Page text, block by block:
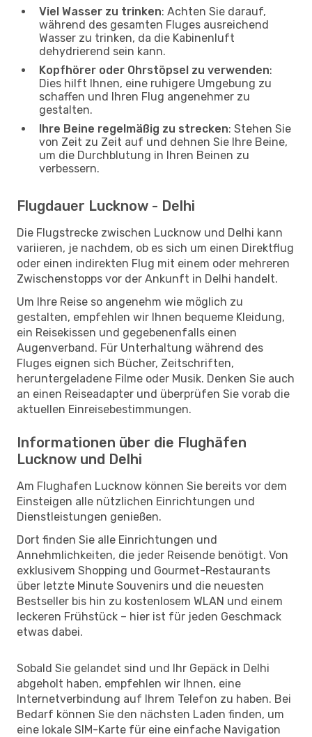
Viel Wasser zu trinken: Achten Sie darauf,
während des gesamten Fluges ausreichend
Wasser zu trinken, da die Kabinenluft
dehydrierend sein kann.
Kopfhörer oder Ohrstöpsel zu verwenden:
Dies hilft Ihnen, eine ruhigere Umgebung zu
schaffen und Ihren Flug angenehmer zu
gestalten.
Ihre Beine regelmäßig zu strecken: Stehen Sie
von Zeit zu Zeit auf und dehnen Sie Ihre Beine,
um die Durchblutung in Ihren Beinen zu
verbessern.
Flugdauer Lucknow - Delhi
Die Flugstrecke zwischen Lucknow und Delhi kann
variieren, je nachdem, ob es sich um einen Direktflug
oder einen indirekten Flug mit einem oder mehreren
Zwischenstopps vor der Ankunft in Delhi handelt.
Um Ihre Reise so angenehm wie möglich zu
gestalten, empfehlen wir Ihnen bequeme Kleidung,
ein Reisekissen und gegebenenfalls einen
Augenverband. Für Unterhaltung während des
Fluges eignen sich Bücher, Zeitschriften,
heruntergeladene Filme oder Musik. Denken Sie auch
an einen Reiseadapter und überprüfen Sie vorab die
aktuellen Einreisebestimmungen.
Informationen über die Flughäfen
Lucknow und Delhi
Am Flughafen Lucknow können Sie bereits vor dem
Einsteigen alle nützlichen Einrichtungen und
Dienstleistungen genießen.
Dort finden Sie alle Einrichtungen und
Annehmlichkeiten, die jeder Reisende benötigt. Von
exklusivem Shopping und Gourmet-Restaurants
über letzte Minute Souvenirs und die neuesten
Bestseller bis hin zu kostenlosem WLAN und einem
leckeren Frühstück – hier ist für jeden Geschmack
etwas dabei.
Sobald Sie gelandet sind und Ihr Gepäck in Delhi
abgeholt haben, empfehlen wir Ihnen, eine
Internetverbindung auf Ihrem Telefon zu haben. Bei
Bedarf können Sie den nächsten Laden finden, um
eine lokale SIM-Karte für eine einfache Navigation